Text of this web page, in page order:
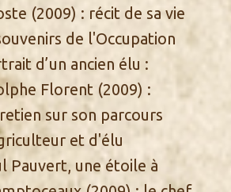
(2009) : récit de sa vie
de l'Occupation
d’un ancien élu :
Florent (2009) :
sur son parcours
et d'élu
Pauvert, une étoile à